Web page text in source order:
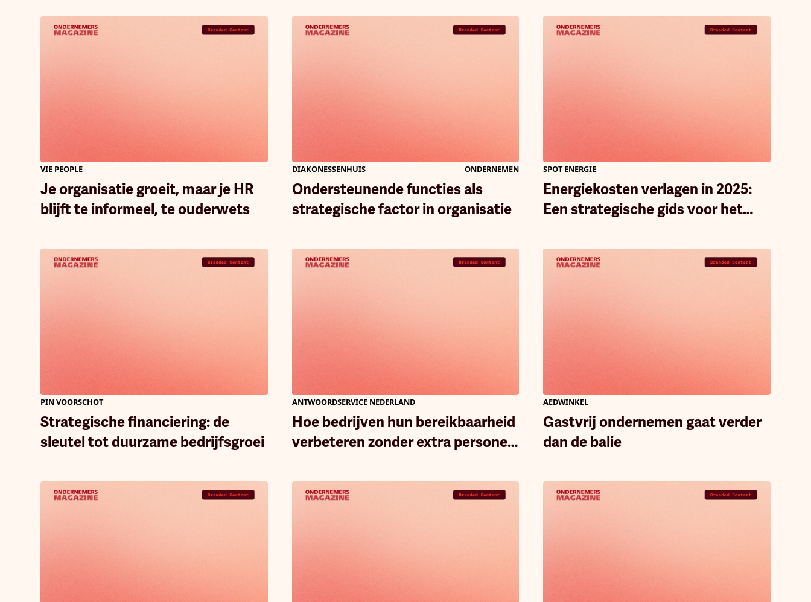
VIE PEOPLE
Je organisatie groeit, maar je HR
blijft te informeel, te ouderwets
DIAKONESSENHUIS ONDERNEMEN
Ondersteunende functies als
strategische factor in organisatie
SPOT ENERGIE
Energiekosten verlagen in 2025:
Een strategische gids voor het
PIN VOORSCHOT
Strategische financiering: de
sleutel tot duurzame bedrijfsgroei
ANTWOORDSERVICE NEDERLAND
Hoe bedrijven hun bereikbaarheid
verbeteren zonder extra personeel
AEDWINKEL
Gastvrij ondernemen gaat verder
dan de balie